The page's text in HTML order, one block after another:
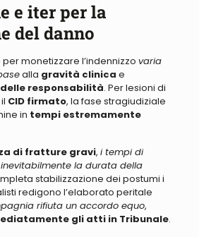
e iter per la
del danno
monetizzare l’indennizzo varia
alla gravità clinica e
responsabilità. Per lesioni di
CIDfirmato, la fase stragiudiziale
in tempi estremamente
di fratture gravi, i tempi di
la durata della
stabilizzazione dei postumi i
redigono l’elaborato peritale
rifiuta un accordo equo,
gli atti in Tribunale.